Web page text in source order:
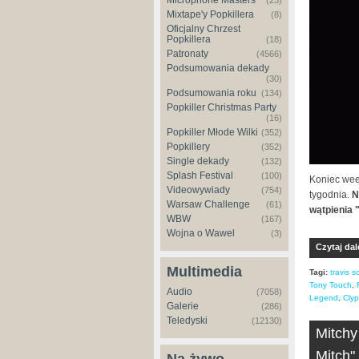
Mixtape'y Popkillera (8)
Oficjalny Chrzest
Popkillera
(18)
Patronaty (4566)
Podsumowania dekady
(30)
Podsumowania roku (134)
Popkiller Christmas Party
(16)
Popkiller Młode Wilki (352)
Popkillery (352)
Single dekady (132)
Splash Festival (100)
Videowywiady (754)
Warsaw Challenge (61)
WBW (167)
Wojna o Wawel (3)
Multimedia
Audio (7058)
Galerie (286)
Teledyski (12130)
Koniec
tygodnia.
wątpienia
Czytaj
Tagi: travis
Tony Touch
Legend
Mitch"